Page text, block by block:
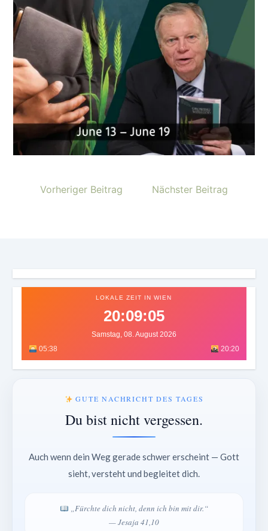
Vorheriger Beitrag Nächster Beitrag
LOKALE ZEIT IN WIEN
20:09:08
Samstag, 08. August 2026
05:38
20:20
GUTE NACHRICHT DES TAGES
Du bist nicht vergessen.
Auch wenn dein Weg gerade schwer erscheint — Gott
sieht, versteht und begleitet dich.
„Fürchte dich nicht, denn ich bin mit dir.“
— Jesaja 41,10